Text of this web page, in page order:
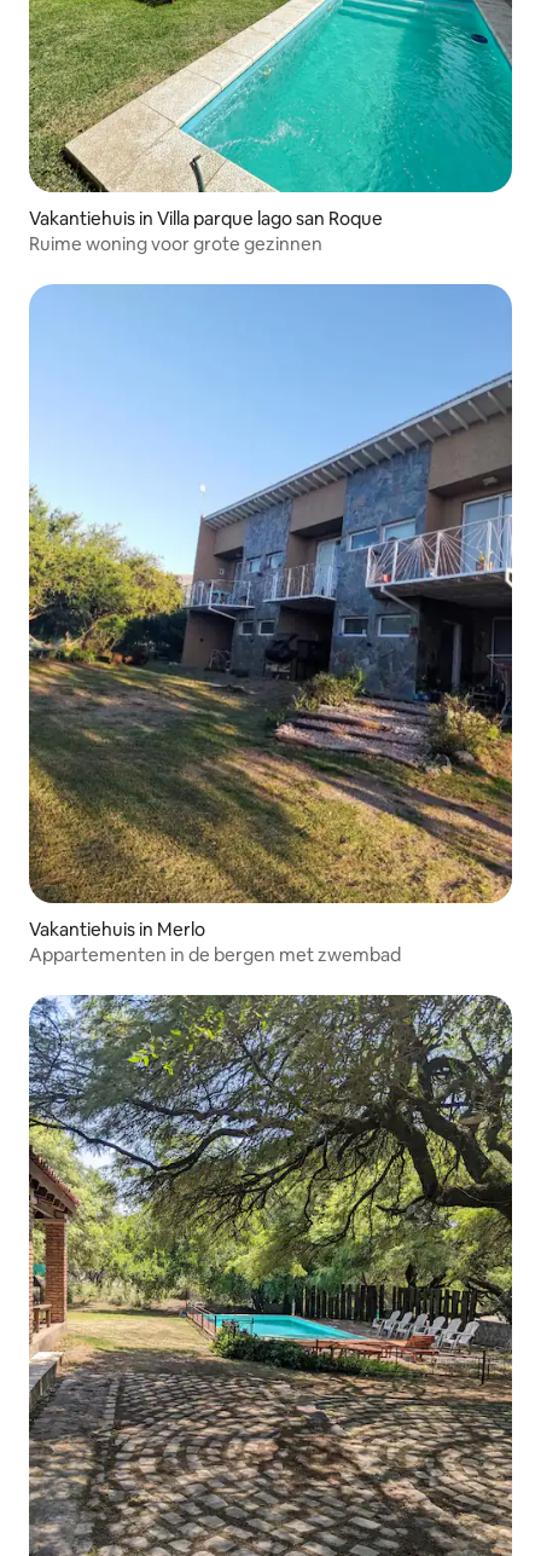
Vakantiehuis in Villa parque lago san Roque
Ruime woning voor grote gezinnen
Vakantiehuis in Merlo
Appartementen in de bergen met zwembad